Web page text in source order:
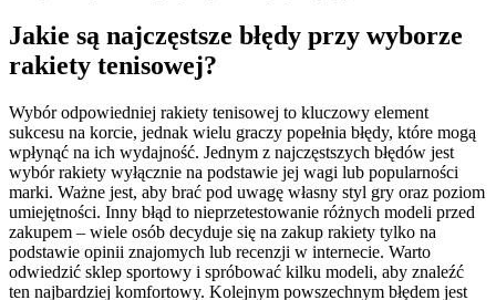
Jakie są najczęstsze błędy przy wyborze
rakiety tenisowej?
Wybór odpowiedniej rakiety tenisowej to kluczowy element
sukcesu na korcie, jednak wielu graczy popełnia błędy, które mogą
wpłynąć na ich wydajność. Jednym z najczęstszych błędów jest
wybór rakiety wyłącznie na podstawie jej wagi lub popularności
marki. Ważne jest, aby brać pod uwagę własny styl gry oraz poziom
umiejętności. Inny błąd to nieprzetestowanie różnych modeli przed
zakupem – wiele osób decyduje się na zakup rakiety tylko na
podstawie opinii znajomych lub recenzji w internecie. Warto
odwiedzić sklep sportowy i spróbować kilku modeli, aby znaleźć
ten najbardziej komfortowy. Kolejnym powszechnym błędem jest